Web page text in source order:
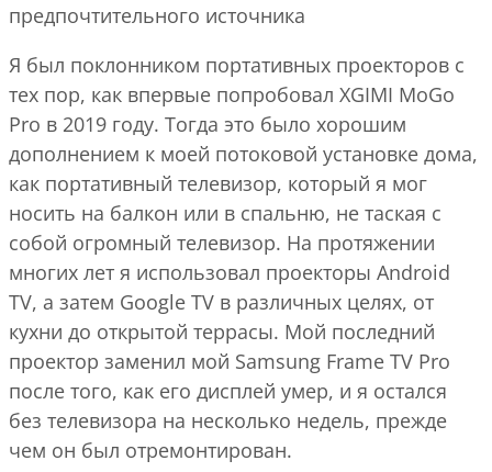
предпочтительного источника
Я был поклонником портативных проекторов с
тех пор, как впервые попробовал XGIMI MoGo
Pro в 2019 году. Тогда это было хорошим
дополнением к моей потоковой установке дома,
как портативный телевизор, который я мог
носить на балкон или в спальню, не таская с
собой огромный телевизор. На протяжении
многих лет я использовал проекторы Android
TV, а затем Google TV в различных целях, от
кухни до открытой террасы. Мой последний
проектор заменил мой Samsung Frame TV Pro
после того, как его дисплей умер, и я остался
без телевизора на несколько недель, прежде
чем он был отремонтирован.